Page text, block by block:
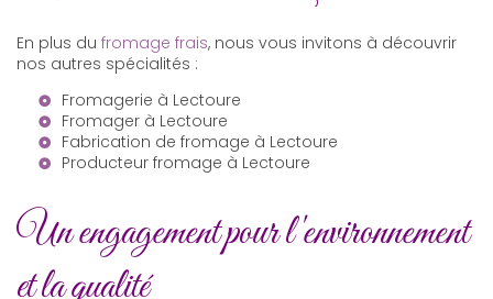
En plus du fromage frais, nous vous invitons à découvrir
nos autres spécialités :
Fromagerie à Lectoure
Fromager à Lectoure
Fabrication de fromage à Lectoure
Producteur fromage à Lectoure
Un engagement pour l'environnement
et la qualité